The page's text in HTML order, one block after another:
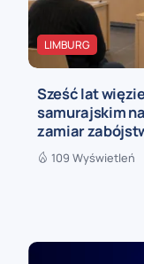
LIMBURG
Sześć lat
samurajskim
zamiar
109 Wyświetleń